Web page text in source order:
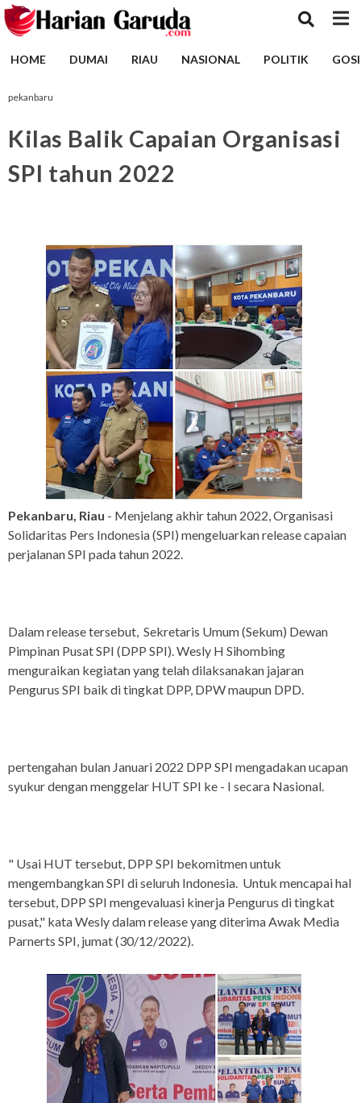
HOME DUMAI RIAU NASIONAL POLITIK
pekanbaru
Kilas Balik Capaian Organisasi
SPI tahun 2022
Pekanbaru, Riau - Menjelang akhir tahun 2022, Organisasi
Solidaritas Pers Indonesia (SPI) mengeluarkan release capaian
perjalanan SPI pada tahun 2022.
Dalam release tersebut, Sekretaris Umum (Sekum) Dewan
Pimpinan Pusat SPI (DPP SPI). Wesly H Sihombing
menguraikan kegiatan yang telah dilaksanakan jajaran
Pengurus SPI baik di tingkat DPP, DPW maupun DPD.
pertengahan bulan Januari 2022 DPP SPI mengadakan ucapan
syukur dengan menggelar HUT SPI ke - I secara Nasional.
" Usai HUT tersebut, DPP SPI bekomitmen untuk
mengembangkan SPI di seluruh Indonesia. Untuk mencapai hal
tersebut, DPP SPI mengevaluasi kinerja Pengurus di tingkat
pusat," kata Wesly dalam release yang diterima Awak Media
Parnerts SPI, jumat (30/12/2022).